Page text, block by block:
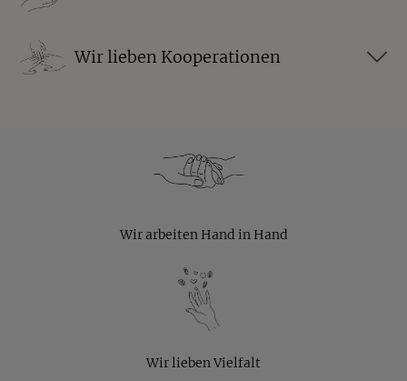
Wir lieben Kooperationen
Wir arbeiten Hand in Hand
Wir lieben Vielfalt